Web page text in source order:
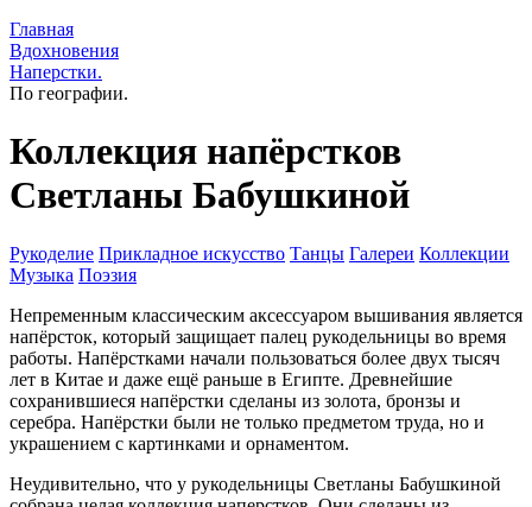
Главная
Вдохновения
Наперстки.
По географии.
Коллекция напёрстков
Светланы Бабушкиной
Рукоделие Прикладное искусство Танцы Галереи Коллекции
Музыка Поэзия
Непременным классическим аксессуаром вышивания является
напёрсток, который защищает палец рукодельницы во время
работы. Напёрстками начали пользоваться более двух тысяч
лет в Китае и даже ещё раньше в Египте. Древнейшие
сохранившиеся напёрстки сделаны из золота, бронзы и
серебра. Напёрстки были не только предметом труда, но и
украшением с картинками и орнаментом.
Неудивительно, что у рукодельницы Светланы Бабушкиной